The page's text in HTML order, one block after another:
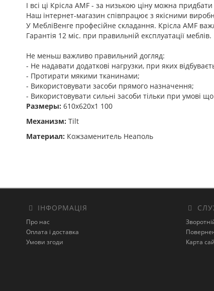
І всі ці Крісла AMF - за низькою ціну можна
Наш інтернет-магазин співпрацює з якісними
У МебліВенге професійне складання. Крісла AMF
Гарантія 12 міс. при правильній експлуатації меблів.
Не меньш важливо правильний догляд:
- Не надавати додаткові нагрузки, при яких
- Протирати мякими тканинами;
- Використовувати засоби прямого назначення;
- Використовувати сильні засоби тільки при умові
Размеры: 610x620x1 100
Механизм: Tilt
Материал: Кожзаменитель Неаполь
ІНФОРМАЦІЯ
Про нас
Оплата і доставка
Умови згоди
Карта